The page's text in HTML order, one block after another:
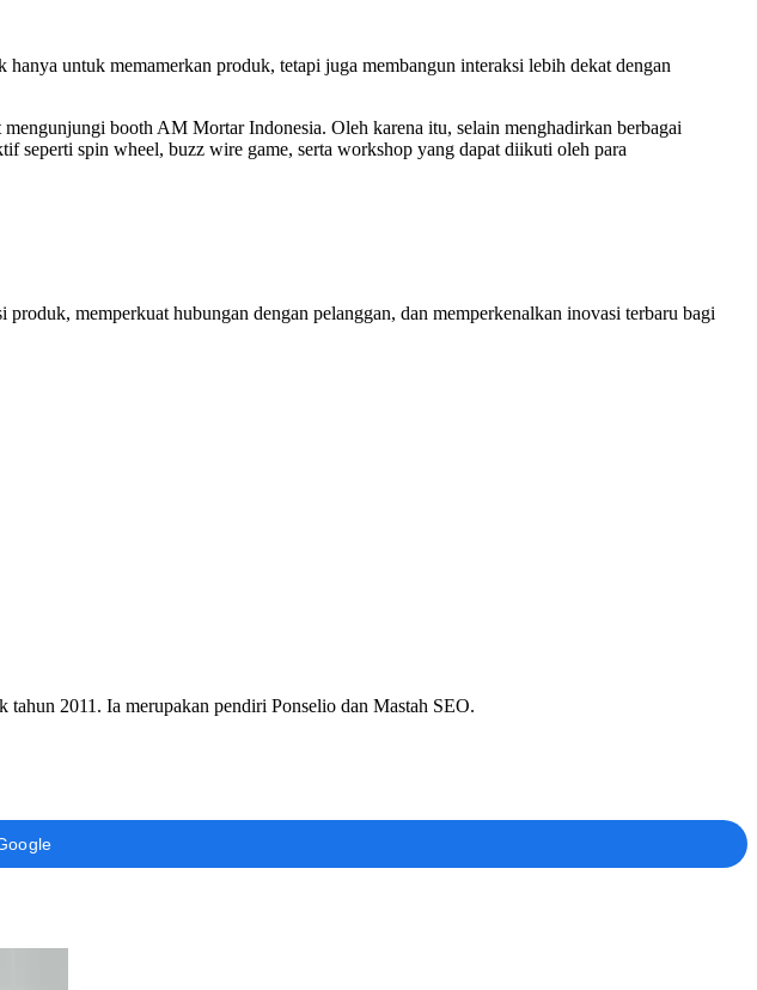
untuk memamerkan produk, tetapi juga membangun interaksi lebih dekat dengan
booth AM Mortar Indonesia. Oleh karena itu, selain menghadirkan berbagai
seperti spin wheel, buzz wire game, serta workshop yang dapat diikuti oleh para
memperkuat hubungan dengan pelanggan, dan memperkenalkan inovasi terbaru bagi
2011. Ia merupakan pendiri Ponselio dan Mastah SEO.